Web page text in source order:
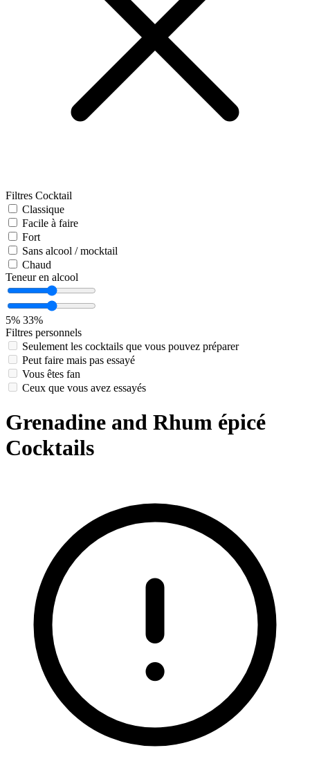
Filtres Cocktail
Classique
Facile à faire
Fort
Sans alcool / mocktail
Chaud
Teneur en alcool
5% 33%
Filtres personnels
Seulement les cocktails que vous pouvez préparer
Peut faire mais pas essayé
Vous êtes fan
Ceux que vous avez essayés
Grenadine and Rhum épicé
Cocktails